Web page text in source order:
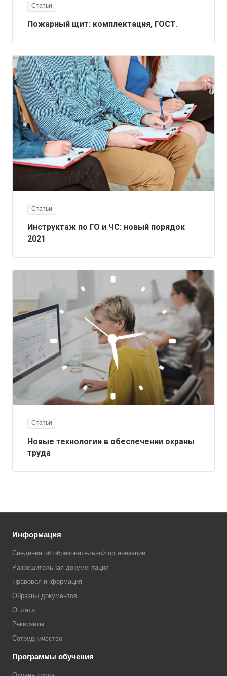
Статьи
Пожарный щит: комплектация, ГОСТ.
Статьи
Инструктаж по ГО и ЧС: новый порядок
2021
Статьи
Новые технологии в обеспечении охраны
труда
Информация
Сведения об образовательной организации
Разрешительная документация
Правовая информация
Образцы документов
Оплата
Реквизиты
Сотрудничество
Программы обучения